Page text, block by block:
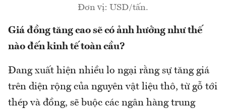
Đơn vị: USD/tấn.
Giá đồng tăng cao sẽ có ảnh hưởng như thế
nào đến kinh tế toàn cầu?
Đang xuất hiện nhiều lo ngại rằng sự tăng giá
trên diện rộng của nguyên vật liệu thô, từ gỗ tới
thép và đồng, sẽ buộc các ngân hàng trung